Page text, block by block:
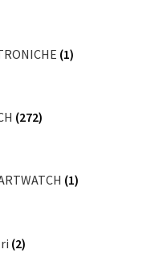
(1)
(272)
(1)
(2)